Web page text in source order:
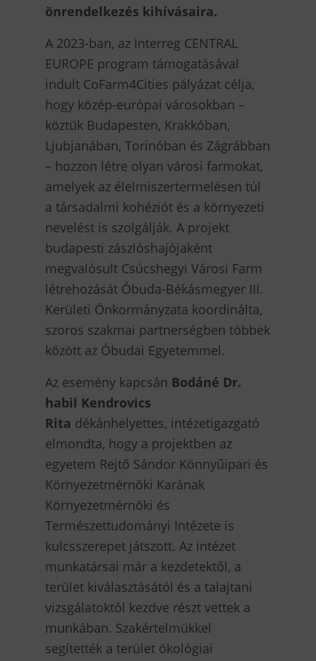
önrendelkezés kihívásaira.
A 2023-ban, az Interreg CENTRAL
EUROPE program támogatásával
indult CoFarm4Cities pályázat célja,
hogy közép-európai városokban –
köztük Budapesten, Krakkóban,
Ljubjanában, Torinóban és Zágrábban
– hozzon létre olyan városi farmokat,
amelyek az élelmiszertermelésen túl
a társadalmi kohéziót és a környezeti
nevelést is szolgálják. A projekt
budapesti zászlóshajójaként
megvalósult Csúcshegyi Városi Farm
létrehozását Óbuda-Békásmegyer III.
Kerületi Önkormányzata koordinálta,
szoros szakmai partnerségben többek
között az Óbudai Egyetemmel.
Az esemény kapcsán Bodáné Dr.
habil Kendrovics
Rita dékánhelyettes, intézetigazgató
elmondta, hogy a projektben az
egyetem Rejtő Sándor Könnyűipari és
Környezetmérnöki Karának
Környezetmérnöki és
Természettudományi Intézete is
kulcsszerepet játszott. Az intézet
munkatársai már a kezdetektől, a
terület kiválasztásától és a talajtani
vizsgálatoktól kezdve részt vettek a
munkában. Szakértelmükkel
segítették a terület ökológiai